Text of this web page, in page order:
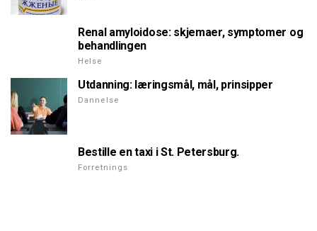
Renal amyloidose: skjemaer, symptomer og
behandlingen
Helse
Utdanning: læringsmål, mål, prinsipper
Dannelse
Bestille en taxi i St. Petersburg.
Forretnings